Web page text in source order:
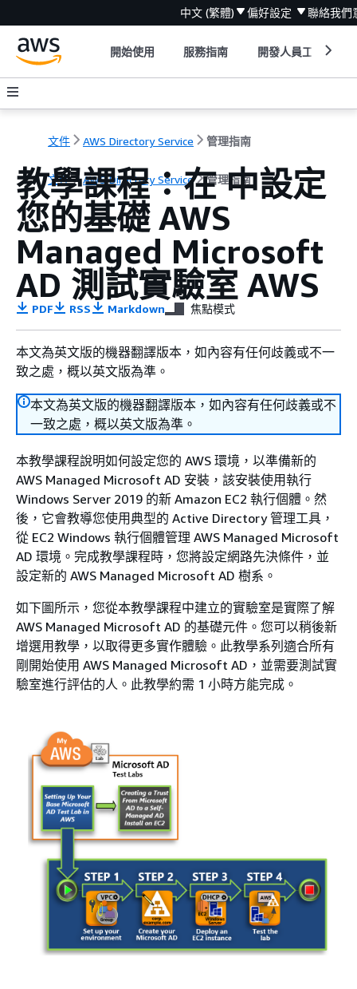
中文 (繁體) 偏好設定 聯絡我們
開始使用 服務指南 開發人員工具
文件 AWS Directory Service 管理指南
文件 AWS Directory Service 管理指南
教學課程：在 中設定
您的基礎 AWS
Managed Microsoft
AD 測試實驗室 AWS
PDF RSS Markdown 焦點模式
本文為英文版的機器翻譯版本，如內容有任何歧義或不一
致之處，概以英文版為準。
本文為英文版的機器翻譯版本，如內容有任何歧義或不
一致之處，概以英文版為準。
本教學課程說明如何設定您的 AWS 環境，以準備新的
AWS Managed Microsoft AD 安裝，該安裝使用執行
Windows Server 2019 的新 Amazon EC2 執行個體。然
後，它會教導您使用典型的 Active Directory 管理工具，
從 EC2 Windows 執行個體管理 AWS Managed Microsoft
AD 環境。完成教學課程時，您將設定網路先決條件，並
設定新的 AWS Managed Microsoft AD 樹系。
如下圖所示，您從本教學課程中建立的實驗室是實際了解
AWS Managed Microsoft AD 的基礎元件。您可以稍後新
增選用教學，以取得更多實作體驗。此教學系列適合所有
剛開始使用 AWS Managed Microsoft AD，並需要測試實
驗室進行評估的人。此教學約需 1 小時方能完成。